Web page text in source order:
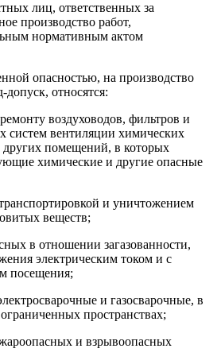
лиц, ответственных за
производство работ,
нормативным актом
опасностью, на производство
допуск, относятся:
воздуховодов, фильтров и
систем вентиляции химических
других помещений, в которых
химические и другие опасные
и уничтожением
веществ;
в отношении загазованности,
электрическим током и с
посещения;
и газосварочные, в
пространствах;
и взрывоопасных